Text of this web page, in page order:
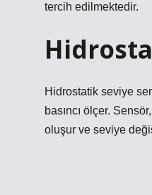
tercih edilmektedir.
Hidrostatik seviye
basıncı ölçer.
oluşur ve seviye